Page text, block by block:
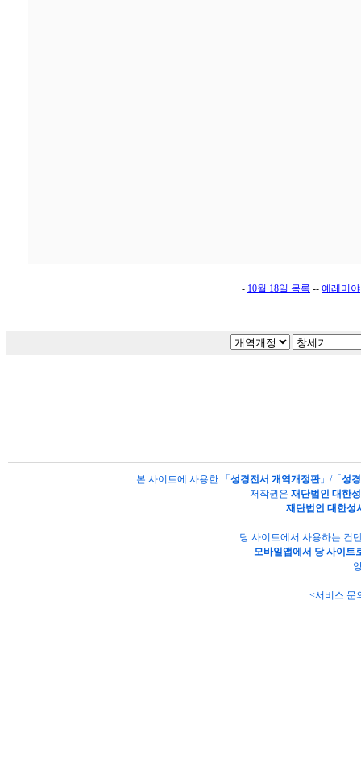
- 10월 18일 목록 -- 예레미야
본 사이트에 사용한 「 성경전서 개역개정판」/「 성
저작권은 재단법인 대한
재단법인 대한성
당 사이트에서 사용하는 컨
모바일앱에서 당 사이트
<서비스 문